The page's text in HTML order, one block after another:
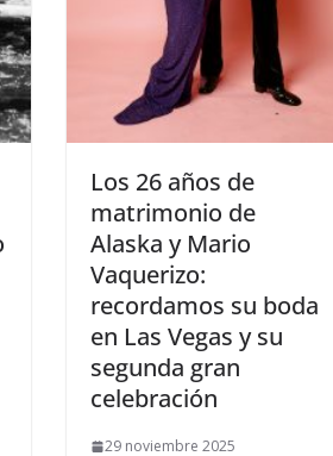
​Los 26 años de
matrimonio de
Alaska y Mario
Vaquerizo:
recordamos su boda
en Las Vegas y su
segunda gran
celebración
29 noviembre 2025